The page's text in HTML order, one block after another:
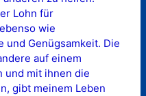
Lohn für
wie
und Genügsamkeit. Die
auf einem
und mit ihnen die
gibt meinem Leben